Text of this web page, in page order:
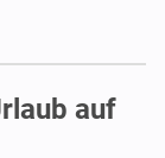
auf